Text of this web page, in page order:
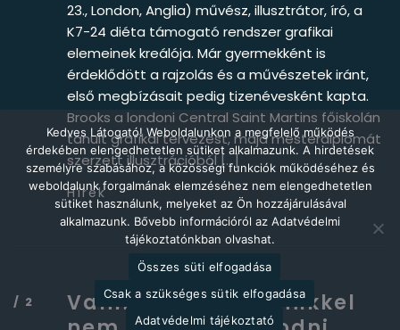
23., London, Anglia) művész, illusztrátor, író, a
K7-24 diéta támogató rendszer grafikai
elemeinek kreálója. Már gyermekként is
érdeklődött a rajzolás és a művészetek iránt,
első megbízásait pedig tizenévesként kapta.
Brooks a londoni Central Saint Martins főiskolán
tanult grafikai tervezést, majd mesterdiplomát
szerzett illusztrációból […]
Hírek
Vannak dolgok, amikkel
Kedves Látogató! Weboldalunkon a megfelelő működés
érdekében elengedhetetlen sütiket alkalmazunk. A hirdetések
személyre szabásához, a közösségi funkciók működéséhez és
weboldalunk forgalmának elemzéséhez nem elengedhetetlen
sütiket használunk, melyeket az Ön hozzájárulásával
alkalmazunk. Bővebb információról az Adatvédelmi
tájékoztatónkban olvashat.
Összes süti elfogadása
Csak a szükséges sütik elfogadása
Adatvédelmi tájékoztató